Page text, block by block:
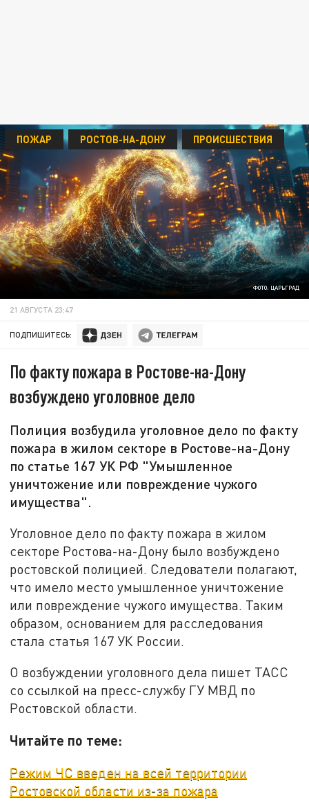
ФОТО: ЦАРЬГРАД
ПОЖАР РОСТОВ-НА-ДОНУ ПРОИСШЕСТВИЯ
21 АВГУСТА 23:47
ПОДПИШИТЕСЬ:
По факту пожара в Ростове-на-Дону
возбуждено уголовное дело
Полиция возбудила уголовное дело по факту
пожара в жилом секторе в Ростове-на-Дону
по статье 167 УК РФ "Умышленное
уничтожение или повреждение чужого
имущества".
Уголовное дело по факту пожара в жилом
секторе Ростова-на-Дону было возбуждено
ростовской полицией. Следователи полагают,
что имело место умышленное уничтожение
или повреждение чужого имущества. Таким
образом, основанием для расследования
стала статья 167 УК России.
О возбуждении уголовного дела пишет ТАСС
со ссылкой на пресс-службу ГУ МВД по
Ростовской области.
Читайте по теме:
Режим ЧС введен на всей территории
Ростовской области из-за пожара